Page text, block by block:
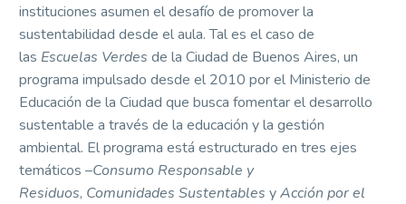
instituciones asumen el desafío de promover la
sustentabilidad desde el aula. Tal es el caso de
las Escuelas Verdes de la Ciudad de Buenos Aires, un
programa impulsado desde el 2010 por el Ministerio de
Educación de la Ciudad que busca fomentar el desarrollo
sustentable a través de la educación y la gestión
ambiental. El programa está estructurado en tres ejes
temáticos –Consumo Responsable y
Residuos, Comunidades Sustentables yAcción por el